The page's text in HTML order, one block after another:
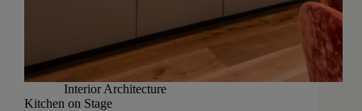
Interior Architecture
Kitchen on Stage